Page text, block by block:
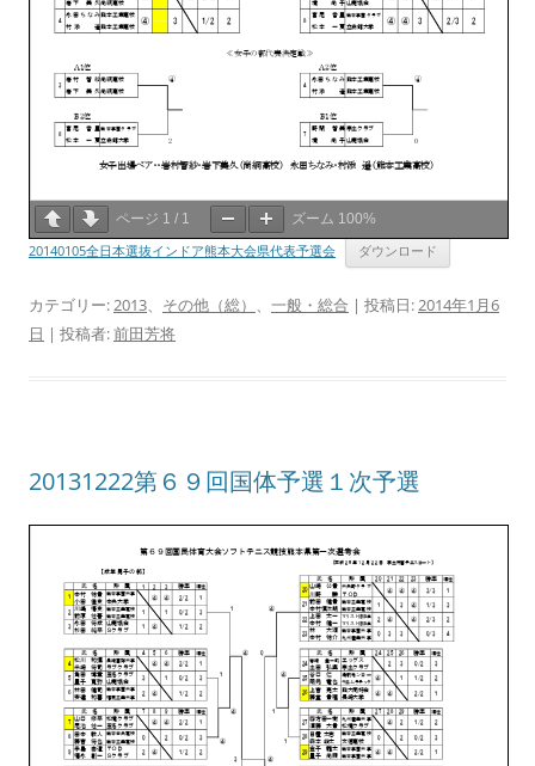
ページ 1 / 1 ズーム 100%
20140105全日本選抜インドア熊本大会県代表予選会 ダウンロード
カテゴリー:2013、 その他（総） 、 一般・総合 | 投稿日:2014年1月6
日 | 投稿者:前田芳将
20131222第６９回国体予選１次予選